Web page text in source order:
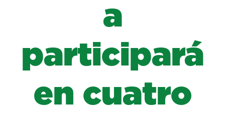
a
participará
en cuatro